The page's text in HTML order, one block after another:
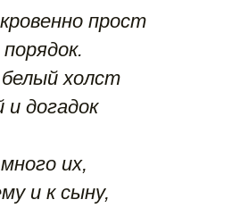
прост
холст
и догадок
их,
и к сыну,